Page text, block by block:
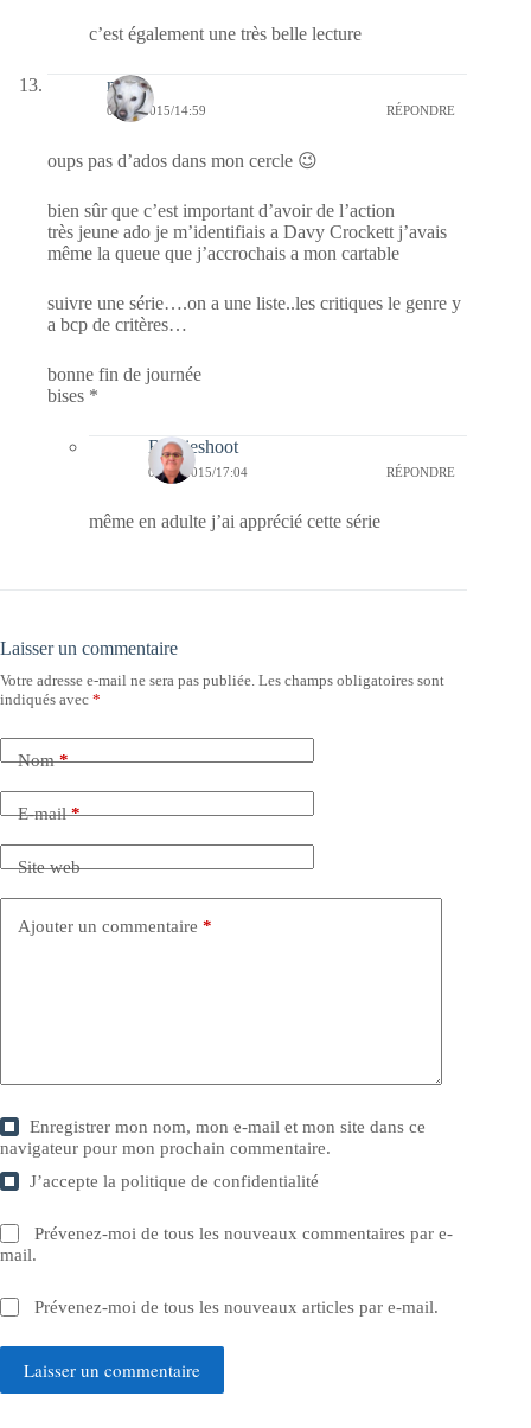
c’est également une très belle lecture
nays
04/11/2015/14:59 RÉPONDRE
oups pas d’ados dans mon cercle 😉
bien sûr que c’est important d’avoir de l’action
très jeune ado je m’identifiais a Davy Crockett j’avais
même la queue que j’accrochais a mon cartable
suivre une série….on a une liste..les critiques le genre y
a bcp de critères…
bonne fin de journée
bises *
Bernieshoot
04/11/2015/17:04 RÉPONDRE
même en adulte j’ai apprécié cette série
Laisser un commentaire
Votre adresse e-mail ne sera pas publiée. Les champs obligatoires sont
indiqués avec *
Nom*
E-mail*
Site web
Ajouter un commentaire *
Enregistrer mon nom, mon e-mail et mon site dans ce
navigateur pour mon prochain commentaire.
J’accepte lapolitique de confidentialité
Prévenez-moi de tous les nouveaux commentaires par e-
mail.
Prévenez-moi de tous les nouveaux articles par e-mail.
Laisser un commentaire